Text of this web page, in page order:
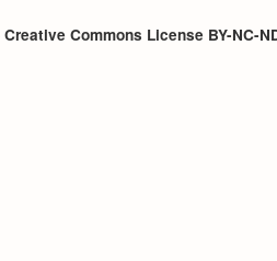
Commons License BY-NC-